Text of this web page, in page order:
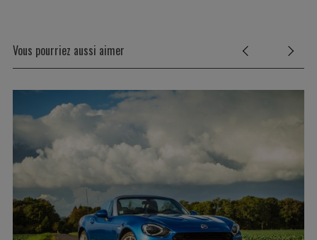
Vous pourriez aussi aimer